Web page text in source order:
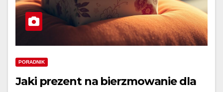
PORADNIK
Jaki prezent na bierzmowanie dla